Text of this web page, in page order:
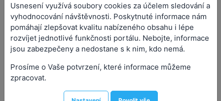
Usnesení využívá soubory cookies za účelem sledování a
vyhodnocování návštěvnosti. Poskytnuté informace nám
pomáhají zlepšovat kvalitu nabízeného obsahu i lépe
rozvíjet jednotlivé funkčnosti portálu. Nebojte, informace
jsou zabezpečeny a nedostane s k nim, kdo nemá.
Prosíme o Vaše potvrzení, které informace můžeme
zpracovat.